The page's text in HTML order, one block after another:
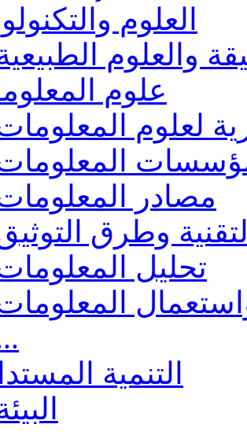
العلوم
والعلوم
علوم
لعلوم
مصادر
وطرق
تحليل
التنمية